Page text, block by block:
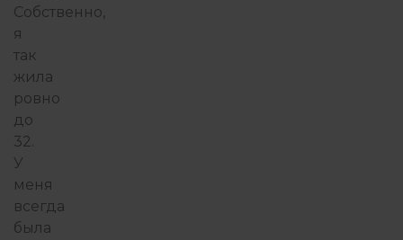
Собственно,
я
так
жила
ровно
до
32.
У
меня
всегда
была